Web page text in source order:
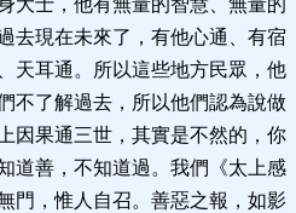
大士，他有無量的智慧、無量的
去現在未來了，有他心通、有宿
天耳通。所以這些地方民眾，他
不了解過去，所以他們認為說做
因果通三世，其實是不然的，你
道善，不知道過。我們《太上感
門，惟人自召。善惡之報，如影